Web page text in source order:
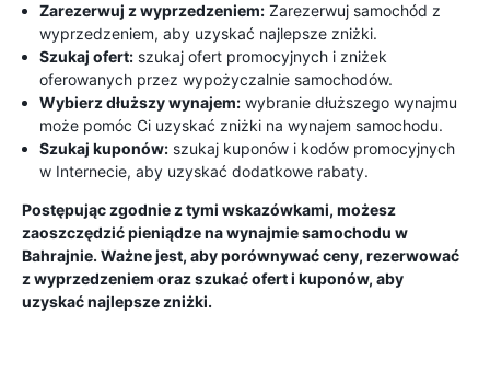
Zarezerwuj z wyprzedzeniem: Zarezerwuj samochód z
wyprzedzeniem, aby uzyskać najlepsze zniżki.
Szukaj ofert: szukaj ofert promocyjnych i zniżek
oferowanych przez wypożyczalnie samochodów.
Wybierz dłuższy wynajem: wybranie dłuższego wynajmu
może pomóc Ci uzyskać zniżki na wynajem samochodu.
Szukaj kuponów: szukaj kuponów i kodów promocyjnych
w Internecie, aby uzyskać dodatkowe rabaty.
Postępując zgodnie z tymi wskazówkami, możesz
zaoszczędzić pieniądze na wynajmie samochodu w
Bahrajnie. Ważne jest, aby porównywać ceny, rezerwować
z wyprzedzeniem oraz szukać ofert i kuponów, aby
uzyskać najlepsze zniżki.